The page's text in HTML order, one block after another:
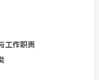
工作职责